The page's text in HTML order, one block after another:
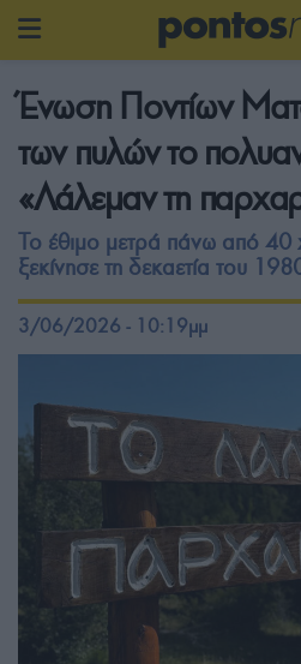
Ένωση Ποντίων
των πυλών το
«Λάλεμαν τη
Το έθιμο μετρά πάνω από 40
ξεκίνησε τη δεκαετία του
3/06/2026 - 10:19μμ